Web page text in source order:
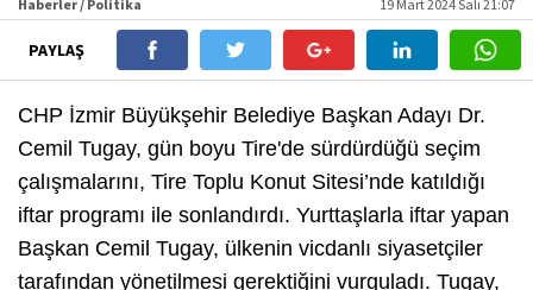
Haberler / Politika 19 Mart 2024 Salı 21:07
PAYLAŞ
CHP İzmir Büyükşehir Belediye Başkan Adayı Dr.
Cemil Tugay, gün boyu Tire'de sürdürdüğü seçim
çalışmalarını, Tire Toplu Konut Sitesi’nde katıldığı
iftar programı ile sonlandırdı. Yurttaşlarla iftar yapan
Başkan Cemil Tugay, ülkenin vicdanlı siyasetçiler
tarafından yönetilmesi gerektiğini vurguladı. Tugay,